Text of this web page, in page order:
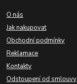
O nás
Jak nakupovat
Obchodní podmínky
Reklamace
Kontakty
Odstoupení od smlouvy